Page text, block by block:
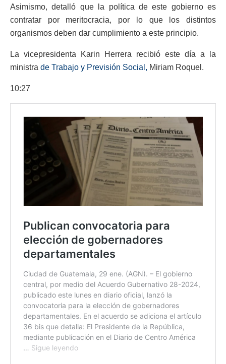
Asimismo, detalló que la política de este gobierno es
contratar por meritocracia, por lo que los distintos
organismos deben dar cumplimiento a este principio.
La vicepresidenta Karin Herrera recibió este día a la
ministra de Trabajo y Previsión Social, Miriam Roquel.
10:27